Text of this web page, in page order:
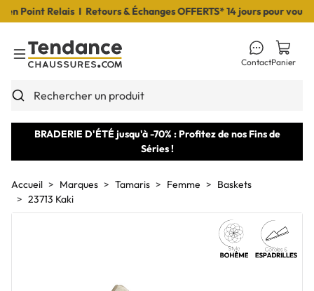
Point Relais I Retours & Échanges OFFERTS* 14 jours pour vous
Toggle Menu
Rechercher un produit
ContactPanier
BRADERIE D'ÉTÉ jusqu'à -70% : Profitez de nos Fins de
Séries !
Accueil Marques Tamaris Femme
Baskets
23713 Kaki